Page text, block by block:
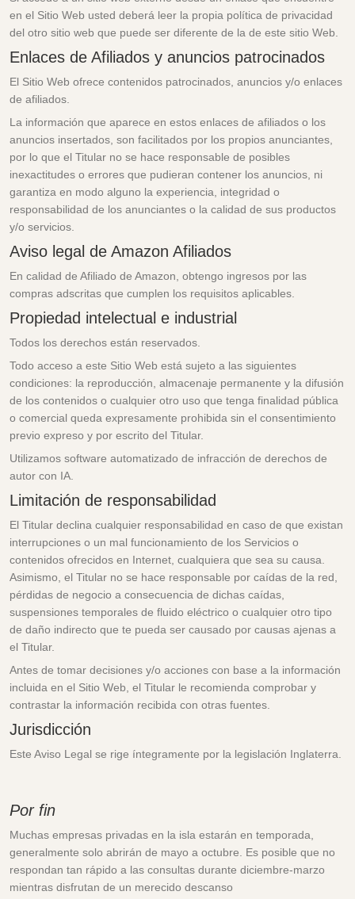
en el Sitio Web usted deberá leer la propia política de privacidad
del otro sitio web que puede ser diferente de la de este sitio Web.
Enlaces de Afiliados y anuncios patrocinados
El Sitio Web ofrece contenidos patrocinados, anuncios y/o enlaces
de afiliados.
La información que aparece en estos enlaces de afiliados o los
anuncios insertados, son facilitados por los propios anunciantes,
por lo que el Titular no se hace responsable de posibles
inexactitudes o errores que pudieran contener los anuncios, ni
garantiza en modo alguno la experiencia, integridad o
responsabilidad de los anunciantes o la calidad de sus productos
y/o servicios.
Aviso legal de Amazon Afiliados
En calidad de Afiliado de Amazon, obtengo ingresos por las
compras adscritas que cumplen los requisitos aplicables.
Propiedad intelectual e industrial
Todos los derechos están reservados.
Todo acceso a este Sitio Web está sujeto a las siguientes
condiciones: la reproducción, almacenaje permanente y la difusión
de los contenidos o cualquier otro uso que tenga finalidad pública
o comercial queda expresamente prohibida sin el consentimiento
previo expreso y por escrito del Titular.
Utilizamos software automatizado de infracción de derechos de
autor con IA.
Limitación de responsabilidad
El Titular declina cualquier responsabilidad en caso de que existan
interrupciones o un mal funcionamiento de los Servicios o
contenidos ofrecidos en Internet, cualquiera que sea su causa.
Asimismo, el Titular no se hace responsable por caídas de la red,
pérdidas de negocio a consecuencia de dichas caídas,
suspensiones temporales de fluido eléctrico o cualquier otro tipo
de daño indirecto que te pueda ser causado por causas ajenas a
el Titular.
Antes de tomar decisiones y/o acciones con base a la información
incluida en el Sitio Web, el Titular le recomienda comprobar y
contrastar la información recibida con otras fuentes.
Jurisdicción
Este Aviso Legal se rige íntegramente por la legislación Inglaterra.
Por fin
Muchas empresas privadas en la isla estarán en temporada,
generalmente solo abrirán de mayo a octubre. Es posible que no
respondan tan rápido a las consultas durante diciembre-marzo
mientras disfrutan de un merecido descanso